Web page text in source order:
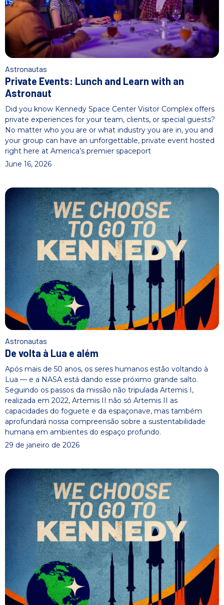
n
i
c
i
Astronautas
Private Events: Lunch and Learn with an
Astronaut
Did you know Kennedy Space Center Visitor Complex offers
private experiences for your team, clients, or special guests?
No matter who you are or what industry you are in, you and
your group can have an unforgettable, private event hosted
right here at America’s premier spaceport
June 16, 2026
Astronautas
De volta à Lua e além
Após mais de 50 anos, os seres humanos estão voltando à
Lua — e a NASA está dando esse próximo grande salto.
Seguindo os passos da missão não tripulada Artemis I,
realizada em 2022, Artemis II não só Artemis II as
capacidades do foguete e da espaçonave, mas também
aprofundará nossa compreensão sobre a sustentabilidade
humana em ambientes do espaço profundo.
29 de janeiro de 2026